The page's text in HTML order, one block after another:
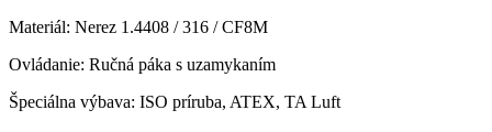
Materiál: Nerez 1.4408 / 316 / CF8M
Ovládanie: Ručná páka s uzamykaním
Špeciálna výbava: ISO príruba, ATEX, TA Luft